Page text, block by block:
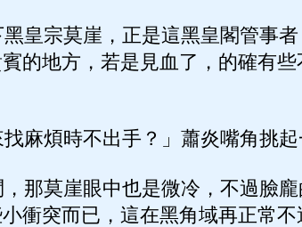
皇宗莫崖，正是這黑皇閣管事
的地方，若是見血了，的確有
麻煩時不出手？」蕭炎嘴角挑起
那莫崖眼中也是微冷，不過臉
衝突而已，這在黑角域再正常